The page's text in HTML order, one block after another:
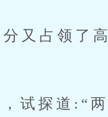
又占领了高
试探道:“两